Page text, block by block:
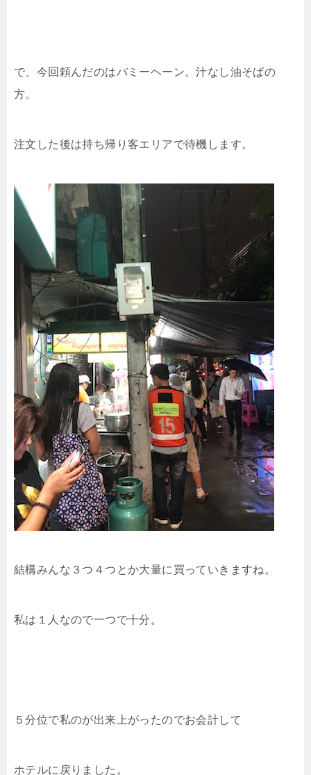
で、今回頼んだのはバミーヘーン。汁なし油そばの
方。
注文した後は持ち帰り客エリアで待機します。
結構みんな３つ４つとか大量に買っていきますね。
私は１人なので一つで十分。
５分位で私のが出来上がったのでお会計して
ホテルに戻りました。